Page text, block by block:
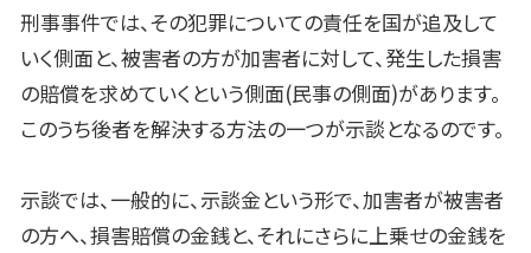
刑事事件では、その犯罪についての責任を国が追及して
いく側面と、被害者の方が加害者に対して、発生した損害
の賠償を求めていくという側面(民事の側面)があります。
このうち後者を解決する方法の一つが示談となるのです。
示談では、一般的に、示談金という形で、加害者が被害者
の方へ、損害賠償の金銭と、それにさらに上乗せの金銭を